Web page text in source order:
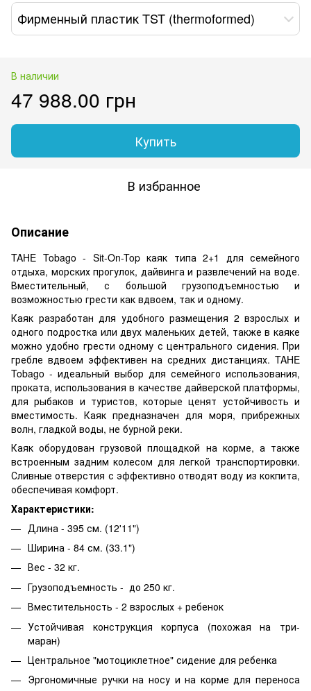
Фирменный пластик TST (thermoformed)
В наличии
47 988.00 грн
Купить
В избранное
Описание
TAHE Tobago - Sit-On-Top каяк типа 2+1 для семейного
отдыха, морских прогулок, дайвинга и развлечений на воде.
Вместительный, с большой грузоподъемностью и
возможностью грести как вдвоем, так и одному.
Каяк разработан для удобного размещения 2 взрослых и
одного подростка или двух маленьких детей, также в каяке
можно удобно грести одному с центрального сидения. При
гребле вдвоем эффективен на средних дистанциях. TAHE
Tobago - идеальный выбор для семейного использования,
проката, использования в качестве дайверской платформы,
для рыбаков и туристов, которые ценят устойчивость и
вместимость. Каяк предназначен для моря, прибрежных
волн, гладкой воды, не бурной реки.
Каяк оборудован грузовой площадкой на корме, а также
встроенным задним колесом для легкой транспортировки.
Сливные отверстия с эффективно отводят воду из кокпита,
обеспечивая комфорт.
Характеристики:
Длина - 395 см. (12'11")
Ширина - 84 см. (33.1")
Вес - 32 кг.
Грузоподъемность - до 250 кг.
Вместительность - 2 взрослых + ребенок
Устойчивая конструкция корпуса (похожая на три-
маран)
Центральное "мотоциклетное" сидение для ребенка
Эргономичные ручки на носу и на корме для переноса